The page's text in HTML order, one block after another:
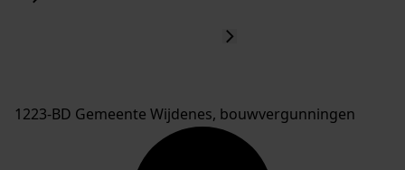
1223-BD Gemeente Wijdenes, bouwvergunningen